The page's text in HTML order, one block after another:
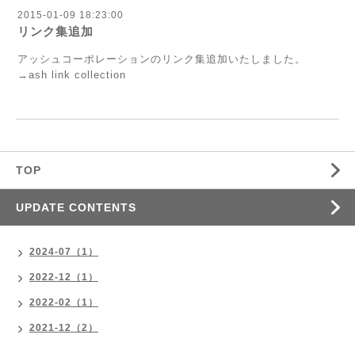
2015-01-09 18:23:00
リンク集追加
アッシュコーポレーションのリンク集追加いたしました。
→ ash link collection
TOP
UPDATE CONTENTS
2024-07（1）
2022-12（1）
2022-02（1）
2021-12（2）